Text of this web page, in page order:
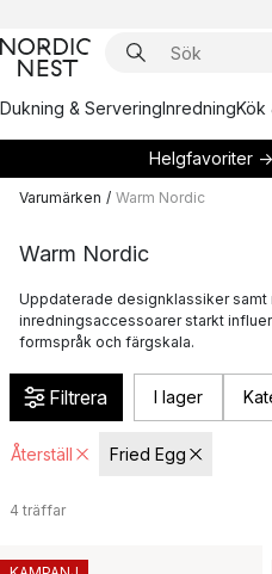
Dukning & ServeringInredningKök
Helgfavoriter →
Varumärken / Warm Nordic
Warm Nordic
Uppdaterade designklassiker samt
inredningsaccessoarer starkt
formspråk och färgskala.
Filtrera I lager
Återställ Fried Egg
4 träffar